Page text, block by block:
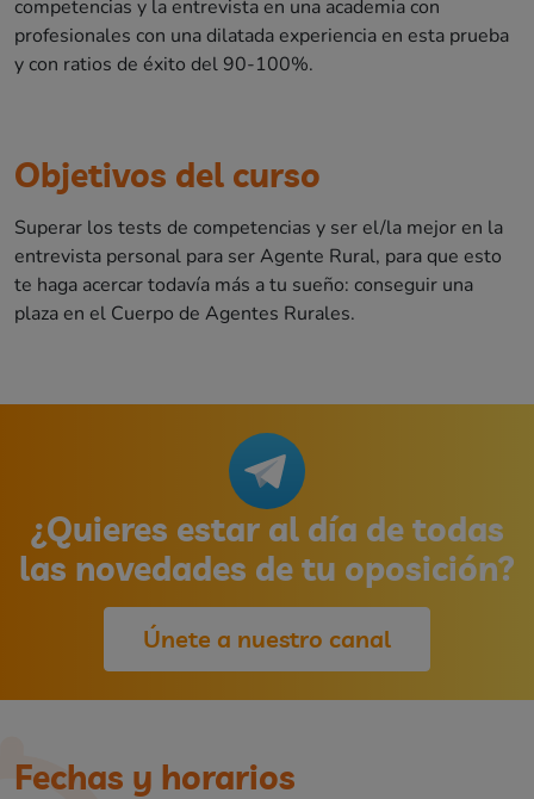
competencias y la entrevista en una academia con
profesionales con una dilatada experiencia en esta prueba
y con ratios de éxito del 90-100%.
Objetivos del curso
Superar los tests de competencias y ser el/la mejor en la
entrevista personal para ser Agente Rural, para que esto
te haga acercar todavía más a tu sueño: conseguir una
plaza en el Cuerpo de Agentes Rurales.
¿Quieres estar al día de todas
las novedades de tu oposición?
Únete a nuestro canal
Fechas y horarios